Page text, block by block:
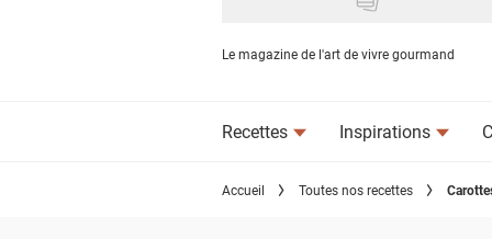
Le magazine de l'art de vivre gourmand
Recettes Inspirations
Accueil Toutes nos recettes